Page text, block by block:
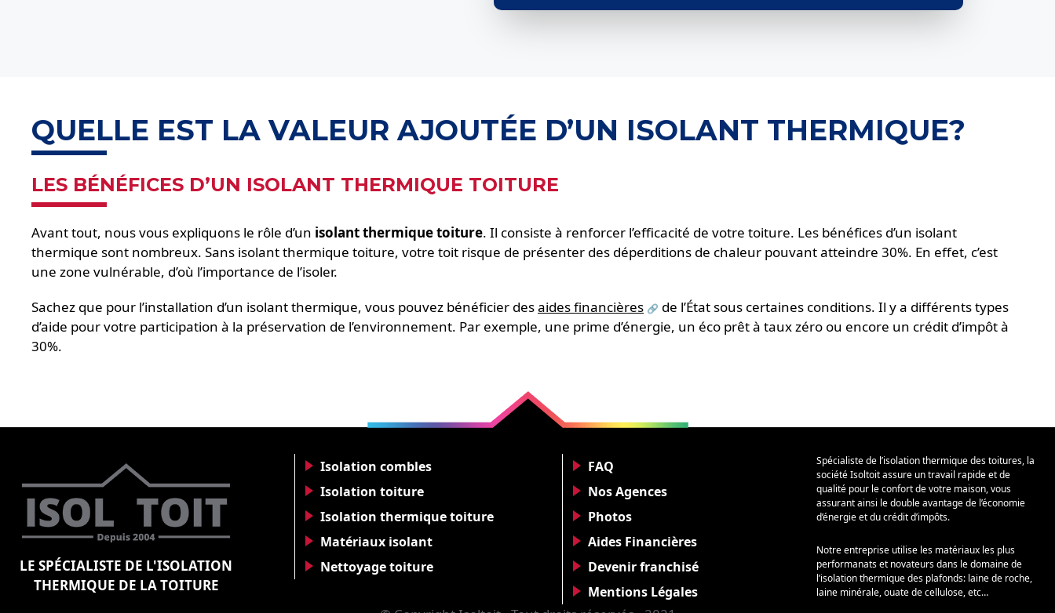
QUELLE EST LA VALEUR AJOUTÉE D’UN ISOLANT THERMIQUE?
LES BÉNÉFICES D’UN ISOLANT THERMIQUE TOITURE
Avant tout, nous vous expliquons le rôle d’un isolant thermique toiture. Il consiste à renforcer l’efficacité de votre toiture. Les bénéfices d’un isolant
thermique sont nombreux. Sans isolant thermique toiture, votre toit risque de présenter des déperditions de chaleur pouvant atteindre 30%. En effet, c’est
une zone vulnérable, d’où l’importance de l’isoler.
Sachez que pour l’installation d’un isolant thermique, vous pouvez bénéficier desaides financières
de l’État sous certaines conditions. Il y a différents types
d’aide pour votre participation à la préservation de l’environnement. Par exemple, une prime d’énergie, un éco prêt à taux zéro ou encore un crédit d’impôt à
30%.
LE SPÉCIALISTE DE L'ISOLATION
THERMIQUE DE LA TOITURE
Isolation combles
Isolation toiture
Isolation thermique toiture
Matériaux isolant
Nettoyage toiture
FAQ
Nos Agences
Photos
Aides Financières
Devenir franchisé
Mentions Légales
Spécialiste de l’isolation thermique des toitures, la
société Isoltoit assure un travail rapide et de
qualité pour le confort de votre maison, vous
assurant ainsi le double avantage de l’économie
d’énergie et du crédit d’impôts.
Notre entreprise utilise les matériaux les plus
performanats et novateurs dans le domaine de
l’isolation thermique des plafonds: laine de roche,
laine minérale, ouate de cellulose, etc…